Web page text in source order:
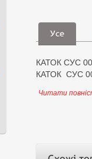
Усе
КАТОК СУС
КАТОК СУС
Читати